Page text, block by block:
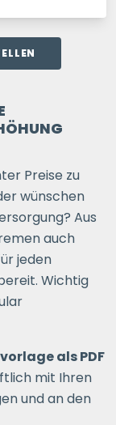
Preise zu
wünschen
Aus
auch
jeden
Wichtig
als PDF
mit Ihren
und an den